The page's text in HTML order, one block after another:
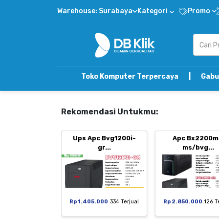
Warehouse: Surabaya Kategori Promo
Toko Komputer Terpercaya | Gabung DB Klik
Rekomendasi Untukmu:
Ups Apc Bvg1200i-
gr...
Rp 1.405.000 334 Terjual
Apc
ms/bvg...
Rp 2.850.000 126